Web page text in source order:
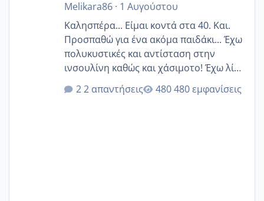
Melikara86· 1 Αυγούστου
Καλησπέρα... Είμαι κοντά στα 40. Και.
Προσπαθώ για ένα ακόμα παιδάκι... Έχω
πολυκυστικές και αντίσταση στην
ινσουλίνη καθώς και χάσιμοτο! Έχω λίγα
κιλά παραπάνω και όσο κ αν προσπαθώ
δεν χάνω εύκολα! Προσπαθώ για ακόμη
2 απαντήσεις 480 εμφανίσεις